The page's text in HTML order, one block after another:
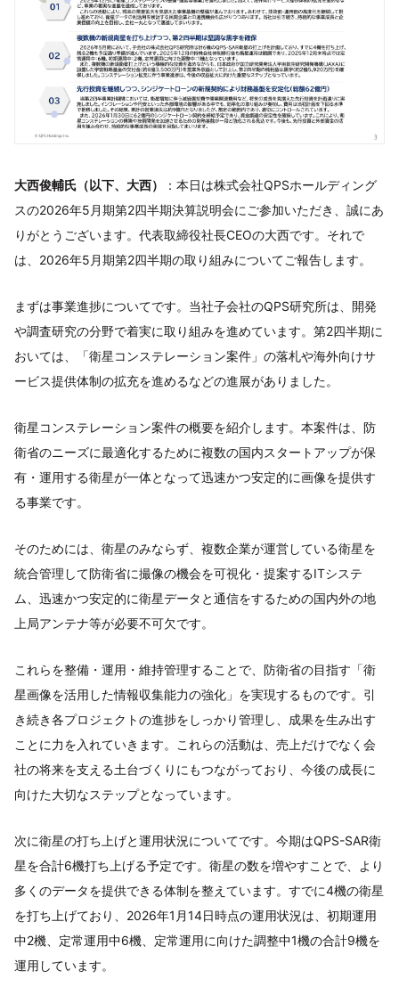
大西俊輔氏（以下、大西）
：本日は株式会社QPSホールディング
スの2026年5月期第2四半期決算説明会にご参加いただき、誠にあ
りがとうございます。代表取締役社長CEOの大西です。それで
は、2026年5月期第2四半期の取り組みについてご報告します。
まずは事業進捗についてです。当社子会社のQPS研究所は、開発
や調査研究の分野で着実に取り組みを進めています。第2四半期に
おいては、「衛星コンステレーション案件」の落札や海外向けサ
ービス提供体制の拡充を進めるなどの進展がありました。
衛星コンステレーション案件の概要を紹介します。本案件は、防
衛省のニーズに最適化するために複数の国内スタートアップが保
有・運用する衛星が一体となって迅速かつ安定的に画像を提供す
る事業です。
そのためには、衛星のみならず、複数企業が運営している衛星を
統合管理して防衛省に撮像の機会を可視化・提案するITシステ
ム、迅速かつ安定的に衛星データと通信をするための国内外の地
上局アンテナ等が必要不可欠です。
これらを整備・運用・維持管理することで、防衛省の目指す「衛
星画像を活用した情報収集能力の強化」を実現するものです。引
き続き各プロジェクトの進捗をしっかり管理し、成果を生み出す
ことに力を入れていきます。これらの活動は、売上だけでなく会
社の将来を支える土台づくりにもつながっており、今後の成長に
向けた大切なステップとなっています。
次に衛星の打ち上げと運用状況についてです。今期はQPS-SAR衛
星を合計6機打ち上げる予定です。衛星の数を増やすことで、より
多くのデータを提供できる体制を整えています。すでに4機の衛星
を打ち上げており、2026年1月14日時点の運用状況は、初期運用
中2機、定常運用中6機、定常運用に向けた調整中1機の合計9機を
運用しています。